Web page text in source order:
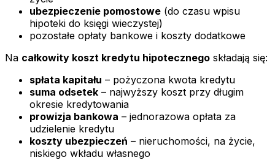
ubezpieczenie pomostowe (do czasu wpisu
hipoteki do księgi wieczystej)
pozostałe opłaty bankowe i koszty dodatkowe
Na całkowity koszt kredytu hipotecznego składają się:
spłata kapitału – pożyczona kwota kredytu
suma odsetek – najwyższy koszt przy długim
okresie kredytowania
prowizja bankowa – jednorazowa opłata za
udzielenie kredytu
koszty ubezpieczeń – nieruchomości, na życie,
niskiego wkładu własnego